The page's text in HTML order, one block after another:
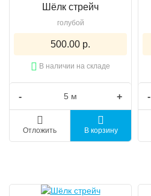
Шёлк стрейч
голубой
500.00 р.
В наличии на складе
- +
Отложить В корзину
-